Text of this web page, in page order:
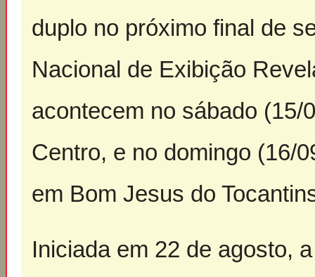
duplo no próximo final de
Nacional de Exibição
acontecem no sábado (15/
Centro, e no domingo (16/
em Bom Jesus do
Iniciada em 22 de agosto,